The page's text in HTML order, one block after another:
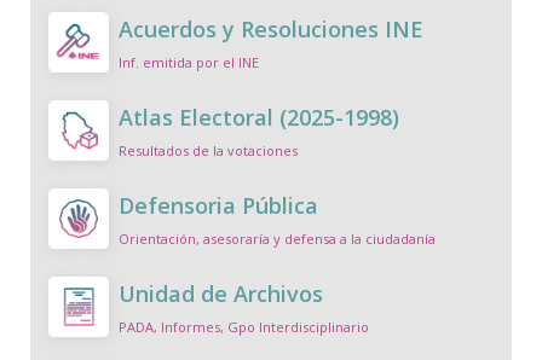
Acuerdos y Resoluciones INE
Inf. emitida por el INE
Atlas Electoral (2025-1998)
Resultados de la votaciones
Defensoria Pública
Orientación, asesoraría y defensa a la ciudadanía
Unidad de Archivos
PADA, Informes, Gpo Interdisciplinario